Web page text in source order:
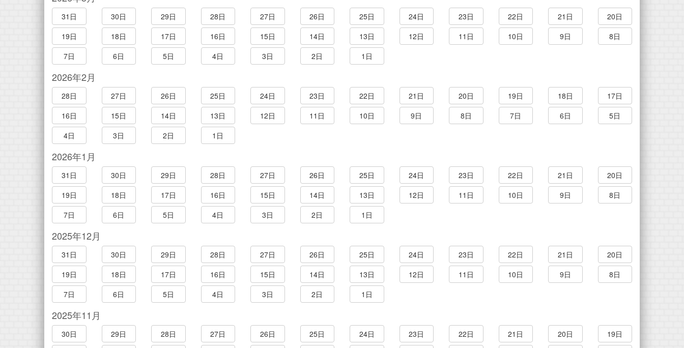
31日 30日 29日 28日 27日 26日 25日 24日 23日 22日 21日
20日
19日
18日 17日 16日 15日 14日 13日 12日 11日 10日 9日
8日
7日
6日 5日 4日 3日 2日 1日
2026年2月
28日 27日 26日 25日 24日 23日 22日 21日 20日 19日 18日
17日
16日
15日 14日 13日 12日 11日 10日 9日 8日 7日 6日
5日
4日
3日 2日 1日
2026年1月
31日 30日 29日 28日 27日 26日 25日 24日 23日 22日 21日
20日
19日
18日 17日 16日 15日 14日 13日 12日 11日 10日 9日
8日
7日
6日 5日 4日 3日 2日 1日
2025年12月
31日 30日 29日 28日 27日 26日 25日 24日 23日 22日 21日
20日
19日
18日 17日 16日 15日 14日 13日 12日 11日 10日 9日
8日
7日
6日 5日 4日 3日 2日 1日
2025年11月
30日 29日 28日 27日 26日 25日 24日 23日 22日 21日 20日
19日